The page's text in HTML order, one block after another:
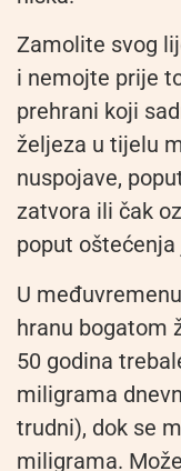
Zamolite svog
i nemojte prije
prehrani koji
željeza u tijelu
nuspojave,
zatvora ili čak
poput oštećenja
U
hranu bogatom
50 godina
miligrama
trudni), dok se
miligrama.